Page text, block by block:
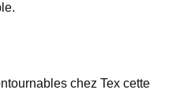
chez Tex cette